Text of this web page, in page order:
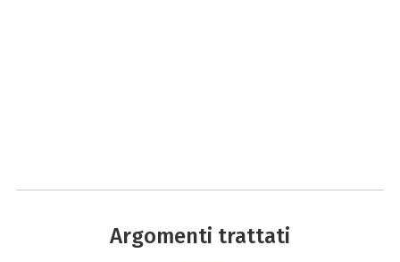
Argomenti trattati